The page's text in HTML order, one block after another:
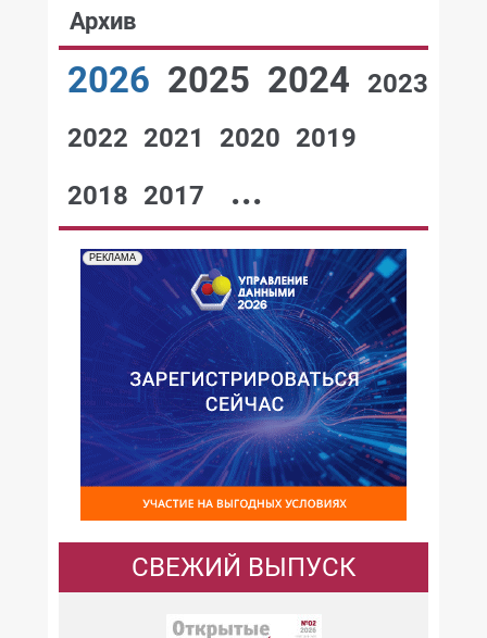
Архив
2026 2025 2024
2023
2022 2021 2020 2019
2018 2017 ...
РЕКЛАМА
СВЕЖИЙ ВЫПУСК